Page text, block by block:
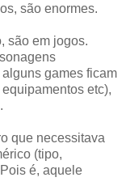
são enormes.
são em jogos.
games ficam
etc),
que necessitava
(tipo,
é, aquele